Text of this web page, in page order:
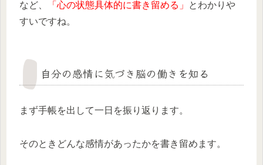
など、 「心の状態具体的に書き留める」
とわかりや
すいですね。
自分の感情に気づき脳の働きを知る
まず手帳を出して一日を振り返ります。
そのときどんな感情があったかを書き留めます。